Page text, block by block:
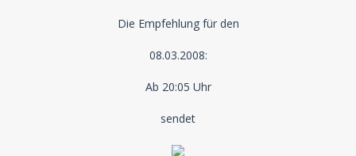
Die Empfehlung für den
08.03.2008:
Ab 20:05 Uhr
sendet